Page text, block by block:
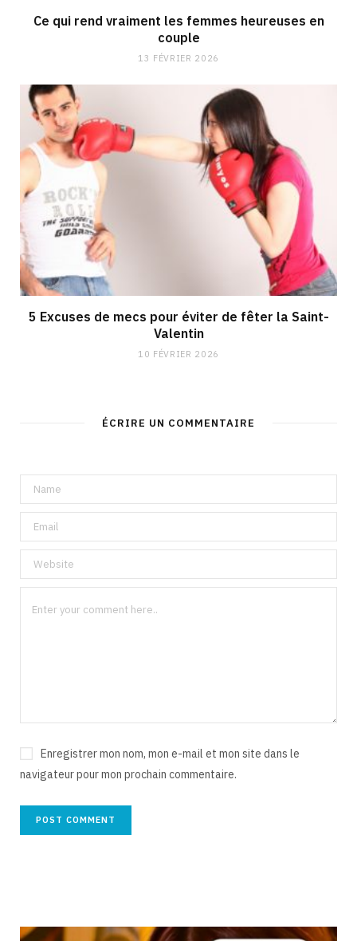
Ce qui rend vraiment les femmes heureuses en
couple
13 FÉVRIER 2026
5 Excuses de mecs pour éviter de fêter la Saint-
Valentin
10 FÉVRIER 2026
ÉCRIRE UN COMMENTAIRE
Enregistrer mon nom, mon e-mail et mon site dans le
navigateur pour mon prochain commentaire.